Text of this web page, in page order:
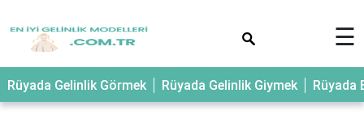
☰
Rüyada Gelinlik Görmek Rüyada Gelinlik Giymek Rüyada